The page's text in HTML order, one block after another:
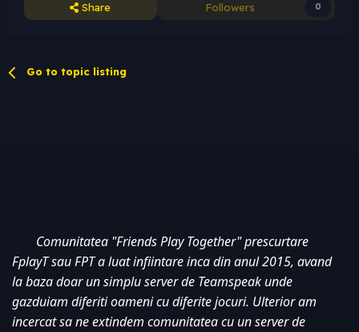
Share Followers 0
Go to topic listing
Comunitatea "Friends Play Together" prescurtare
FplayT sau FPT a luat infiintare inca din anul 2015, avand
la baza doar un simplu server de Teamspeak unde
gazduiam diferiti oameni cu diferite jocuri. Ulterior am
incercat sa ne extindem comunitatea cu un server de